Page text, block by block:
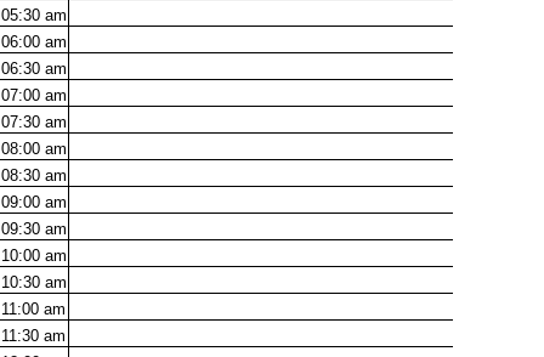
05:30 am
06:00 am
06:30 am
07:00 am
07:30 am
08:00 am
08:30 am
09:00 am
09:30 am
10:00 am
10:30 am
11:00 am
11:30 am